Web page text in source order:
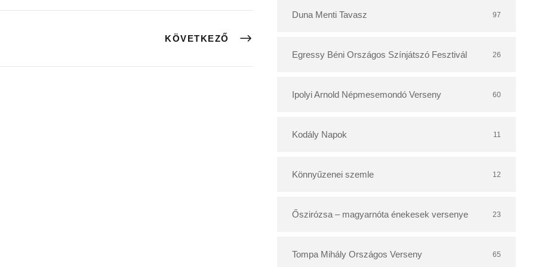
KÖVETKEZŐ
r
Duna Menti Tavasz 97
Egressy Béni Országos Színjátszó Fesztivál 26
Ipolyi Arnold Népmesemondó Verseny 60
Kodály Napok 11
Könnyűzenei szemle 12
Őszirózsa – magyarnóta énekesek versenye 23
Tompa Mihály Országos Verseny 65